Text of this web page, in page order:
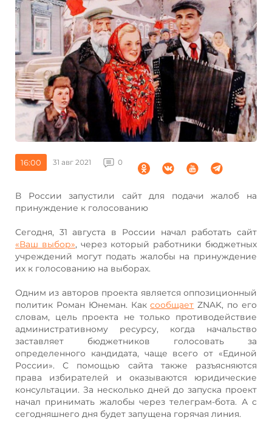
16:00 31 авг 2021 0
В России запустили сайт для подачи жалоб на
принуждение к голосованию
Сегодня, 31 августа в России начал работать сайт
«Ваш выбор», через который работники бюджетных
учреждений могут подать жалобы на принуждение
их к голосованию на выборах.
Одним из авторов проекта является оппозиционный
политик Роман Юнеман. Каксообщает ZNAK, по его
словам, цель проекта не только противодействие
административному ресурсу, когда начальство
заставляет бюджетников голосовать за
определенного кандидата, чаще всего от «Единой
России». С помощью сайта также разъясняются
права избирателей и оказываются юридические
консультации. За несколько дней до запуска проект
начал принимать жалобы через телеграм-бота. А с
сегодняшнего дня будет запущена горячая линия.